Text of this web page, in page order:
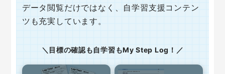
データ閲覧だけではなく、自学習支援コンテン
ツも充実しています。
目標の確認も自学習もMy Step Log！